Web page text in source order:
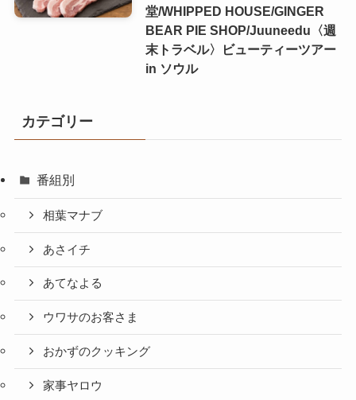
堂/WHIPPED HOUSE/GINGER
BEAR PIE SHOP/Juuneedu〈週
末トラベル〉ビューティーツアー
in ソウル
カテゴリー
番組別
相葉マナブ
あさイチ
あてなよる
ウワサのお客さま
おかずのクッキング
家事ヤロウ